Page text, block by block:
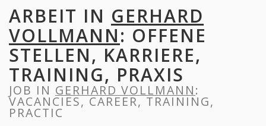
ARBEIT IN GERHARD
VOLLMANN: OFFENE
STELLEN, KARRIERE,
TRAINING, PRAXIS
JOB IN GERHARD VOLLMANN:
VACANCIES, CAREER, TRAINING,
PRACTIC